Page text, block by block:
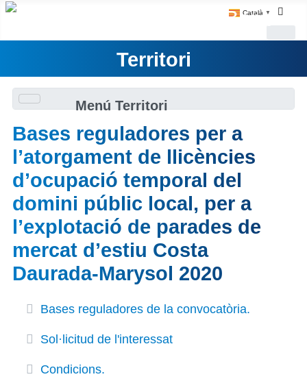
Català ▼
Territori
Menú Territori
Bases reguladores per a
l’atorgament de llicències
d’ocupació temporal del
domini públic local, per a
l’explotació de parades de
mercat d’estiu Costa
Daurada-Marysol 2020
Bases reguladores de la convocatòria.
Sol·licitud de l'interessat
Condicions.